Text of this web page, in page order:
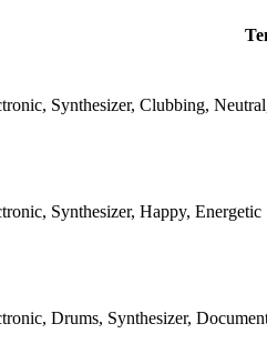
Synthesizer, Clubbing,
Synthesizer, Happy, Energetic
Drums, Synthesizer,